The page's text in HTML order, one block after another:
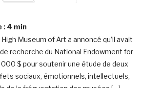
: 4 min
Museum of Art a annoncé qu’il avait
recherche du National Endowment for
$ pour soutenir une étude de deux
sociaux, émotionnels, intellectuels,